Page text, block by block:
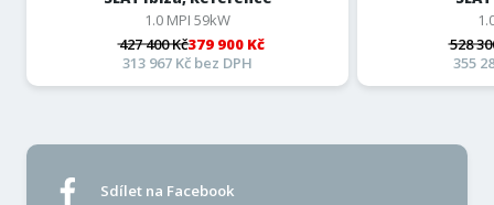
Sdílet na Facebook
1.0 MPI 59kW
427 400 Kč379 900 Kč
313 967 Kč bez DPH
528
355